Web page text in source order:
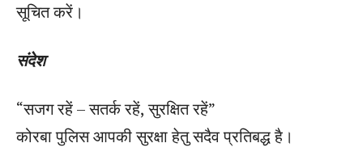
सूचित करें।
संदेश
“सजग रहें – सतर्क रहें, सुरक्षित रहें”
कोरबा पुलिस आपकी सुरक्षा हेतु सदैव प्रतिबद्ध है।